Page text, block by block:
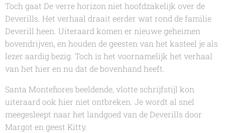
Toch gaat De verre horizon niet hoofdzakelijk over de
Deverills. Het verhaal draait eerder wat rond de familie
Deverill heen. Uiteraard komen er nieuwe geheimen
bovendrijven, en houden de geesten van het kasteel je als
lezer aardig bezig. Toch is het voornamelijk het verhaal
van het hier en nu dat de bovenhand heeft.
Santa Montefiores beeldende, vlotte schrijfstijl kon
uiteraard ook hier niet ontbreken. Je wordt al snel
meegesleept naar het landgoed van de Deverills door
Margot en geest Kitty.